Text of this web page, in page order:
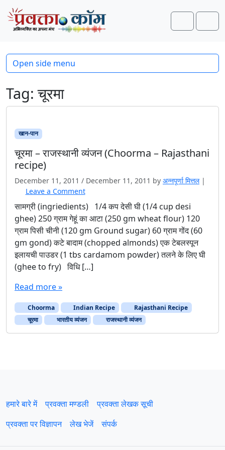
Skip to content
Skip to footer
Search
Tag:चूरमा
खान-पान
चूरमा – राजस्थानी व्यंजन (Choorma – Rajasthani
recipe)
December 11, 2011 / December 11, 2011 by अन्नपूर्णा मित्तल |
Leave a Comment
सामग्री (ingriedients) 1/4 कप देसी घी (1/4 cup desi
ghee) 250 ग्राम गेहूं का आटा (250 gm wheat flour) 120
ग्राम पिसी चीनी (120 gm Ground sugar) 60 ग्राम गोंद (60
gm gond) कटे बादाम (chopped almonds) एक टेबलस्पून
इलायची पाउडर (1 tbs cardamom powder) तलने के लिए घी
(ghee to fry) विधि […]
Read more »
Choorma Indian Recipe
Rajasthani Recipe
चूरमा
भारतीय व्यंजन राजस्थानी व्यंजन
Open side menu
हमारे बारे में प्रवक्‍ता मण्डली
प्रवक्ता लेखक सूची
प्रवक्ता पर विज्ञापन
लेख भेजें संपर्क